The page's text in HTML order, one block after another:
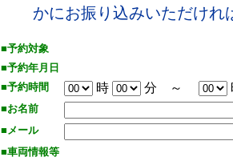
かにお振り込みいただけれ
■予約対象
■予約年月日
■予約時間
時 分 ～
■お名前
■メール
■車両情報等